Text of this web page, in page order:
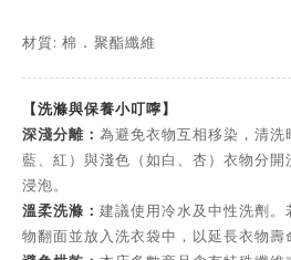
材質: 棉 ． 聚酯纖維
【洗滌與保養小叮嚀】
深淺分離： 為避免衣物互相移染，清洗
藍、紅）與淺色（如白、杏）衣物分
浸泡。
溫柔洗滌： 建議使用冷水及中性洗劑
物翻面並放入洗衣袋中，以延長衣物壽